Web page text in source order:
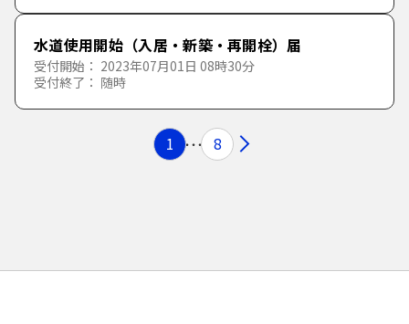
水道使用開始（入居・新築・再開栓）届
受付開始： 2023年07月01日 08時30分
受付終了： 随時
1 8